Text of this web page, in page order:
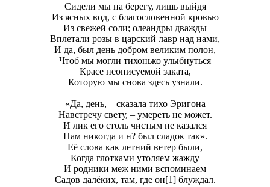
Сидели мы на берегу, лишь выйдя
Из ясных вод, с благословенной кровью
Из свежей сoли; олеандры дважды
Вплетали розы в царский лавр над нами,
И да, был день добром великим пoлон,
Чтоб мы могли тихонько улыбнуться
Красе неописуемой заката,
Которую мы снова здесь узнали.
«Да, день, – сказала тихо Эригона
Навстречу свету, – умереть не может.
И лик его столь чистым не казался
Нам никогда и н? был сладок так».
Её слова как летний ветер были,
Когда глоткaми утоляем жажду
И родники меж ними вспоминаем
Садов далёких, там, где он[1] блуждал.